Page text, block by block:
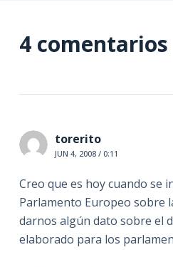
4 comentarios
torerito
JUN 4, 2008 / 0:11
Creo que es hoy cuando se
Parlamento Europeo sobre
darnos algún dato sobre el
elaborado para los